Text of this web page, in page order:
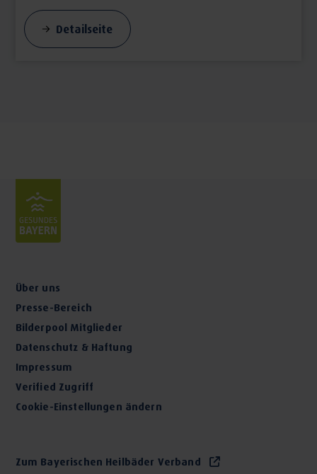
Detailseite
Über uns
Presse-Bereich
Bilderpool Mitglieder
Datenschutz & Haftung
Impressum
Verified Zugriff
Cookie-Einstellungen ändern
Zum Bayerischen Heilbäder Verband